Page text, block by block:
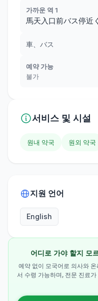
가까운 역 1
馬天入口前バス停近く
車、バス
예약 가능
불가
서비스 및 시설
원내 약국 원외 약국
지원 언어
English
어디로 가야 할지 모
예약 없이 모국어로 의사와
서 수령 가능하며, 전문 진료